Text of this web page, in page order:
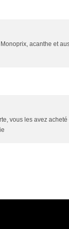
acanthe et
vous les avez